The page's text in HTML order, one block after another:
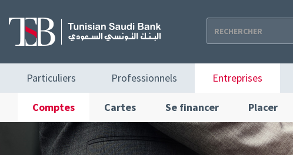
contenu
principal
principale
Particuliers Professionnels Entreprises
Comptes Cartes Se financer Placer